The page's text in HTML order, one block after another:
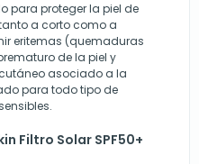
para proteger la piel de
a corto como a
eritemas (quemaduras
de la piel y
asociado a la
para todo tipo de
Filtro Solar SPF50+